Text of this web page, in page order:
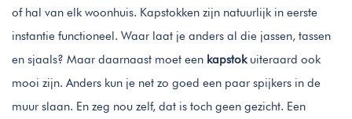
of hal van elk woonhuis. Kapstokken zijn natuurlijk in eerste
instantie functioneel. Waar laat je anders al die jassen, tassen
en sjaals? Maar daarnaast moet een kapstokuiteraard ook
mooi zijn. Anders kun je net zo goed een paar spijkers in de
muur slaan. En zeg nou zelf, dat is toch geen gezicht. Een